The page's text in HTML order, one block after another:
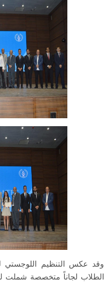
وقد عكس التنظيم اللوجستي
الطلاب لجاناً متخصصة شملت